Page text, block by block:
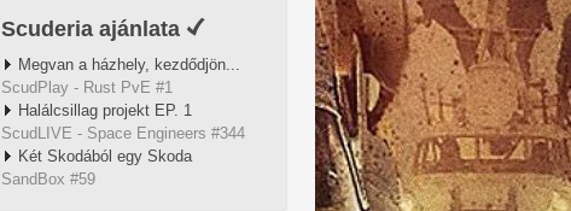
Scuderia ajánlata
Megvan a házhely, kezdődjön...
ScudPlay - Rust PvE #1
Halálcsillag projekt EP. 1
ScudLIVE - Space Engineers #344
Két Skodából egy Skoda
SandBox #59